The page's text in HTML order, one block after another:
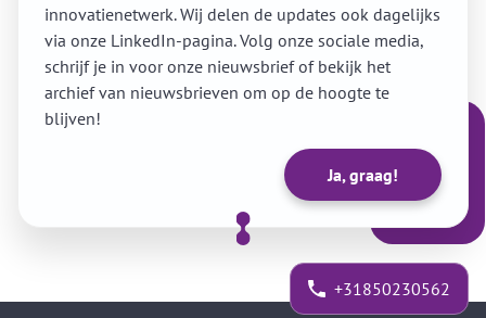
innovatienetwerk. Wij delen de updates ook dagelijks
via onze LinkedIn-pagina. Volg onze sociale media,
schrijf je in voor onze nieuwsbrief of bekijk het
archief van nieuwsbrieven om op de hoogte te
blijven!
Ja, graag!
+31850230562